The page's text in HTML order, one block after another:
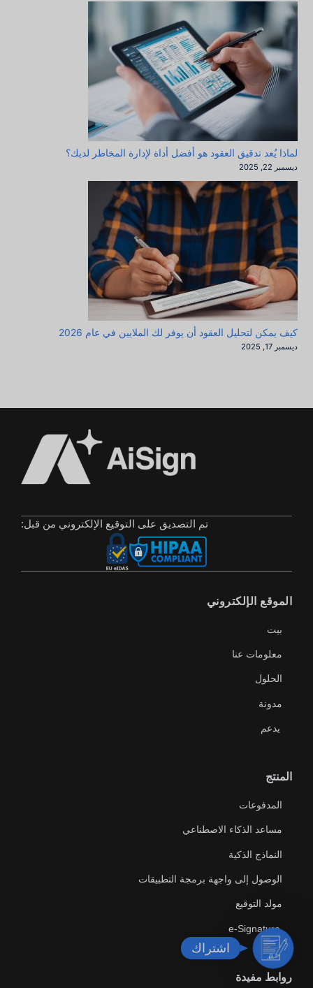
لماذا يُعد تدقيق العقود هو أفضل أداة لإدارة المخاطر لديك؟
ديسمبر 22, 2025
كيف يمكن لتحليل العقود أن يوفر لك الملايين في عام 2026
ديسمبر 17, 2025
تم التصديق على التوقيع الإلكتروني من قبل:
الموقع الإلكتروني
بيت
معلومات عنا
الحلول
مدونة
يدعم
المنتج
المدفوعات
مساعد الذكاء الاصطناعي
النماذج الذكية
الوصول إلى واجهة برمجة التطبيقات
مولد التوقيع
e-Signature
روابط مفيدة
ا
ش
ت
اشتراك